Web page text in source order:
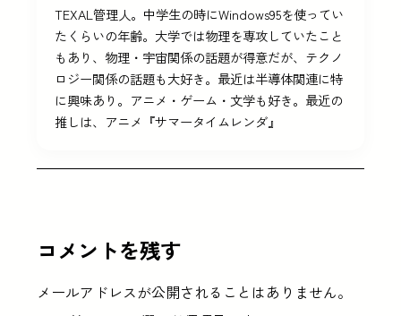
TEXAL管理人。中学生の時にWindows95を使ってい
たくらいの年齢。大学では物理を専攻していたこと
もあり、物理・宇宙関係の話題が得意だが、テクノ
ロジー関係の話題も大好き。最近は半導体関連に特
に興味あり。アニメ・ゲーム・文学も好き。最近の
推しは、アニメ『サマータイムレンダ』
コメントを残す
メールアドレスが公開されることはありません。